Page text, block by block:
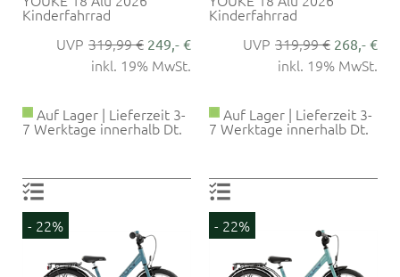
Kinderfahrrad
319,99 € 249,- €
inkl. 19% MwSt.
Auf Lager | Lieferzeit 3-
7 Werktage innerhalb Dt.
Kinderfahrrad
319,99 € 268,- €
inkl. 19% MwSt.
Auf Lager | Lieferzeit 3-
7 Werktage innerhalb Dt.
- 22% - 22%